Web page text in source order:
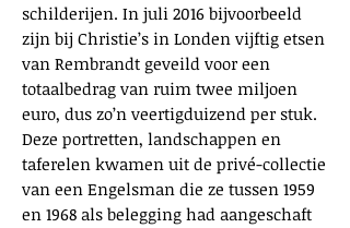
schilderijen. In juli 2016 bijvoorbeeld
zijn bij Christie’s in Londen vijftig etsen
van Rembrandt geveild voor een
totaalbedrag van ruim twee miljoen
euro, dus zo’n veertigduizend per stuk.
Deze portretten, landschappen en
taferelen kwamen uit de privé-collectie
van een Engelsman die ze tussen 1959
en 1968 als belegging had aangeschaft